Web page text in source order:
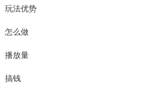
玩法优势
怎么做
播放量
搞钱